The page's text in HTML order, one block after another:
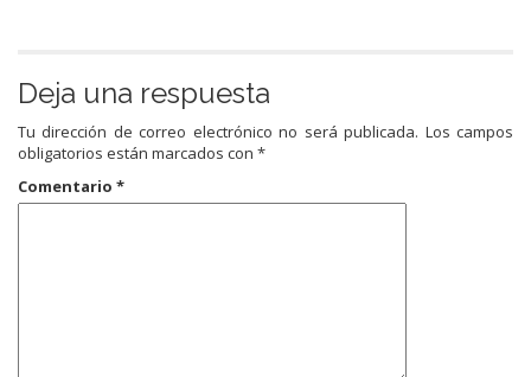
Deja una respuesta
Tu dirección de correo electrónico no será publicada. Los campos
obligatorios están marcados con *
Comentario *